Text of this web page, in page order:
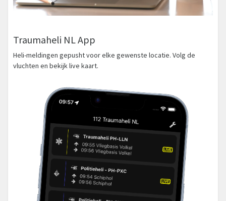
Traumaheli NL App
Heli-meldingen gepusht voor elke gewenste locatie. Volg de
vluchten en bekijk live kaart.